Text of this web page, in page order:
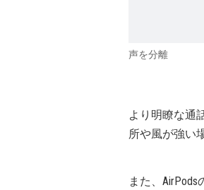
声を分離
より明瞭な通
所や風が強い
また、